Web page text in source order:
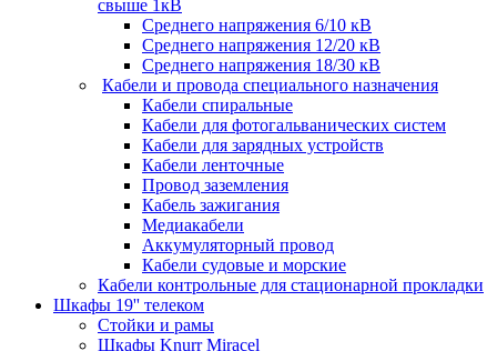
свыше 1кВ
Среднего напряжения 6/10 кВ
Среднего напряжения 12/20 кВ
Среднего напряжения 18/30 кВ
Кабели и провода специального назначения
Кабели спиральные
Кабели для фотогальванических систем
Кабели для зарядных устройств
Кабели ленточные
Провод заземления
Кабель зажигания
Медиакабели
Аккумуляторный провод
Кабели судовые и морские
Кабели контрольные для стационарной прокладки
Шкафы 19'' телеком
Стойки и рамы
Шкафы Knurr Miracel